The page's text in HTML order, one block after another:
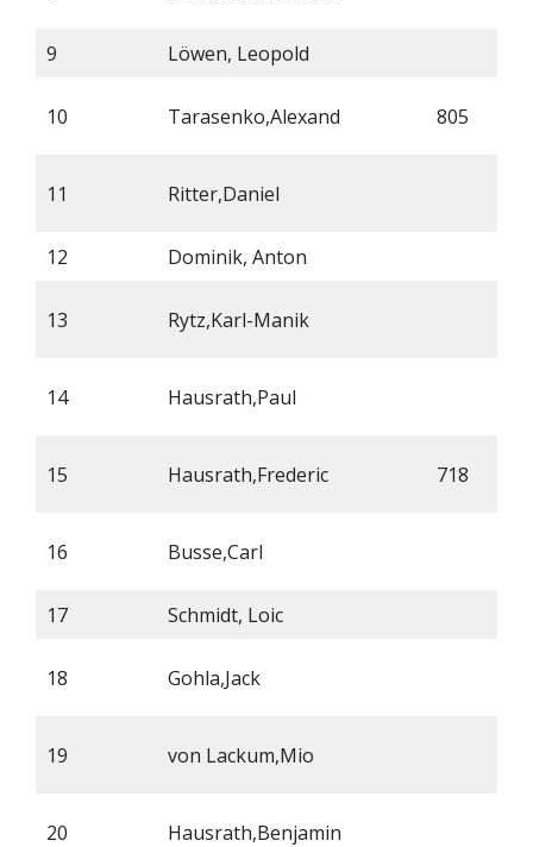
9 Löwen, Leopold
10 Tarasenko,Alexand 805
11 Ritter,Daniel
12 Dominik, Anton
13 Rytz,Karl-Manik
14 Hausrath,Paul
15 Hausrath,Frederic 718
16 Busse,Carl
17 Schmidt, Loic
18 Gohla,Jack
19 von Lackum,Mio
20 Hausrath,Benjamin